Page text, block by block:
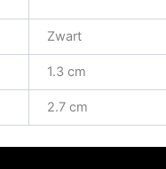
Zwart
1.3 cm
2.7 cm